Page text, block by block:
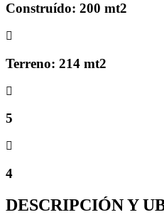
Construído: 200 mt2
Terreno: 214 mt2
5
4
DESCRIPCIÓN Y